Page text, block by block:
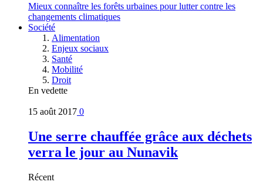
Mieux connaître les forêts urbaines pour lutter contre les
changements climatiques
Société
Alimentation
Enjeux sociaux
Santé
Mobilité
Droit
En vedette
15 août 2017 0
Une serre chauffée grâce aux déchets
verra le jour au Nunavik
Récent